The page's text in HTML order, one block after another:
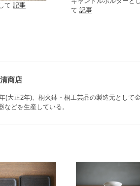
て 記事
て 記事
商店
(大正2年)、桐火鉢・桐工芸品の製造元として
などを生産している。